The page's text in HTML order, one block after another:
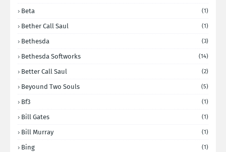
Beta (1)
Bether Call Saul (1)
Bethesda (3)
Bethesda Softworks (14)
Better Call Saul (2)
Beyound Two Souls (5)
Bf3 (1)
Bill Gates (1)
Bill Murray (1)
Bing (1)